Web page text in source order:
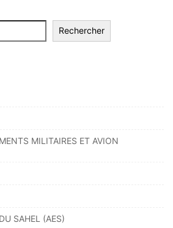
Rechercher
MILITAIRES ET AVION
SAHEL (AES)